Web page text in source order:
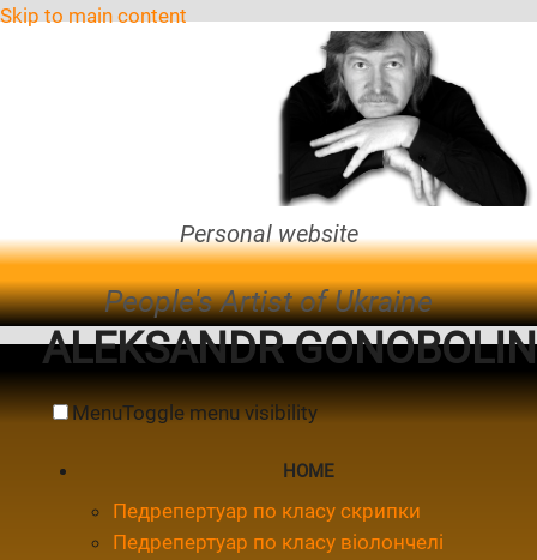
Skip to main content
Personal website
People's Artist of Ukraine
ALEKSANDR GONOBOLIN
MenuToggle menu visibility
HOME
Педрепертуар по класу скрипки
Педрепертуар по класу віолончелі